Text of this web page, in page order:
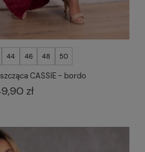
44 46 48 50
CASSIE - bordo
zł